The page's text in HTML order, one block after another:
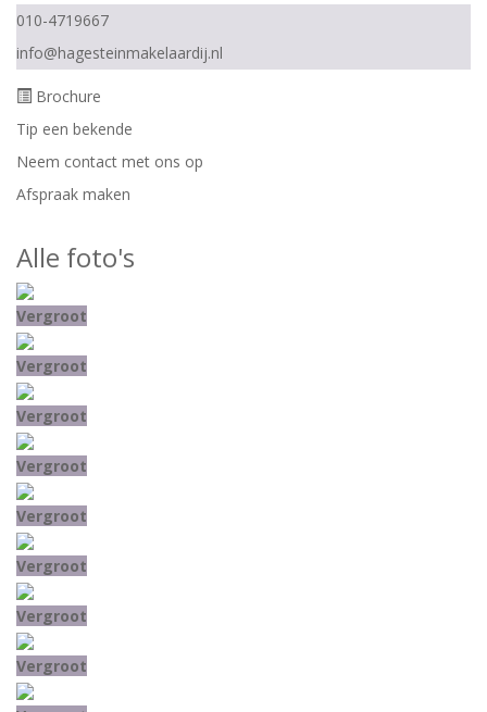
010-4719667
info@hagesteinmakelaardij.nl
Brochure
Tip een bekende
Neem contact met ons op
Afspraak maken
Alle foto's
Vergroot
Vergroot
Vergroot
Vergroot
Vergroot
Vergroot
Vergroot
Vergroot